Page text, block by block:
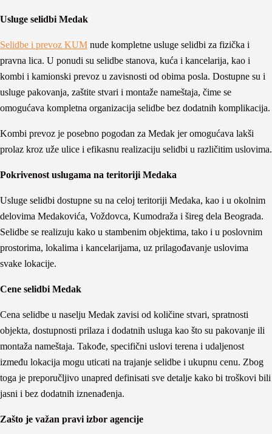
Usluge selidbi Medak
Selidbe i prevoz KUM nude kompletne usluge selidbi za fizička i
pravna lica. U ponudi su selidbe stanova, kuća i kancelarija, kao i
kombi i kamionski prevoz u zavisnosti od obima posla. Dostupne su i
usluge pakovanja, zaštite stvari i montaže nameštaja, čime se
omogućava kompletna organizacija selidbe bez dodatnih komplikacija.
Kombi prevoz je posebno pogodan za Medak jer omogućava lakši
prolaz kroz uže ulice i efikasnu realizaciju selidbi u različitim uslovima.
Pokrivenost uslugama na teritoriji Medaka
Usluge selidbi dostupne su na celoj teritoriji Medaka, kao i u okolnim
delovima Medakovića, Voždovca, Kumodraža i šireg dela Beograda.
Selidbe se realizuju kako u stambenim objektima, tako i u poslovnim
prostorima, lokalima i kancelarijama, uz prilagođavanje uslovima
svake lokacije.
Cene selidbi Medak
Cena selidbe u naselju Medak zavisi od količine stvari, spratnosti
objekta, dostupnosti prilaza i dodatnih usluga kao što su pakovanje ili
montaža nameštaja. Takođe, specifični uslovi terena i udaljenost
između lokacija mogu uticati na trajanje selidbe i ukupnu cenu. Zbog
toga je preporučljivo unapred definisati sve detalje kako bi troškovi bili
jasni i bez dodatnih iznenađenja.
Zašto je važan pravi izbor agencije